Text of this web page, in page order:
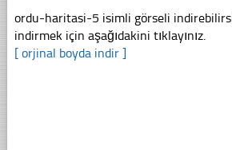
ordu-haritasi-5 isimli görseli
indirmek için aşağıdakini tıklayınız.
[ orjinal boyda indir ]